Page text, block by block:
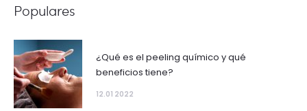
Populares
¿Qué es el peeling químico y qué
beneficios tiene?
12.01 2022